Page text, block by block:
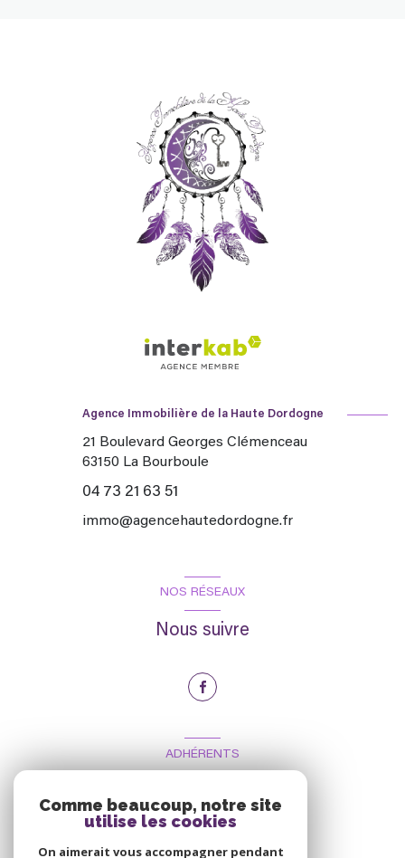
Agence Immobilière de la Haute Dordogne
21 Boulevard Georges Clémenceau
63150 La Bourboule
04 73 21 63 51
immo@agencehautedordogne.fr
NOS RÉSEAUX
Nous suivre
ADHÉRENTS
Comme beaucoup, notre site
utilise les cookies
On aimerait vous accompagner pendant